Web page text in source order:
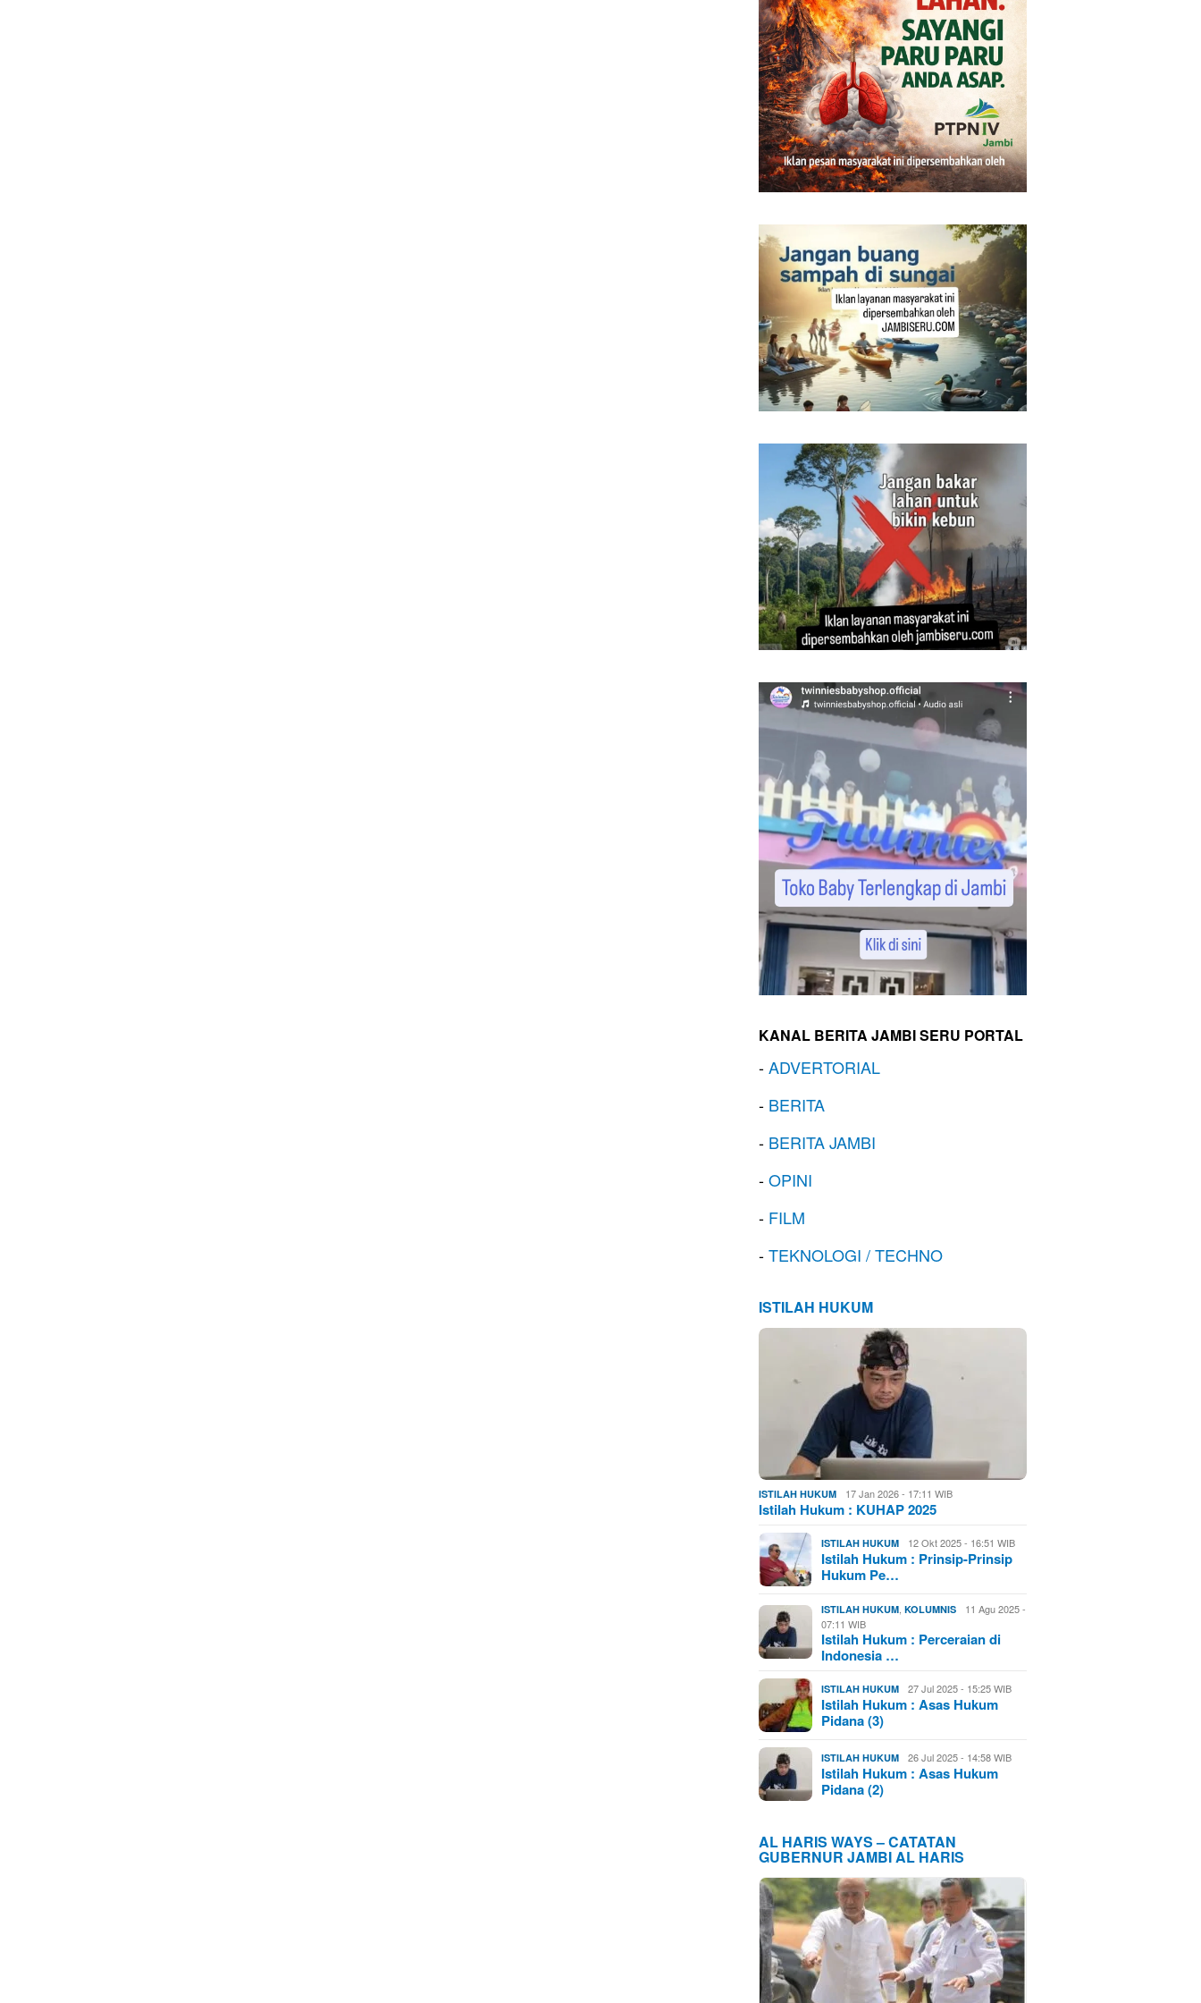
KANAL BERITA JAMBI SERU PORTAL
-ADVERTORIAL
- BERITA
- BERITA JAMBI
-OPINI
- FILM
-TEKNOLOGI / TECHNO
ISTILAH HUKUM
ISTILAH HUKUM 17 Jan 2026 - 17:11 WIB
Istilah Hukum : KUHAP 2025
ISTILAH HUKUM 12 Okt 2025 - 16:51 WIB
Istilah Hukum : Prinsip-Prinsip
Hukum Pe…
ISTILAH HUKUM ,KOLUMNIS
11 Agu 2025 -
07:11 WIB
Istilah Hukum : Perceraian di
Indonesia …
ISTILAH HUKUM 27 Jul 2025 - 15:25 WIB
Istilah Hukum : Asas Hukum
Pidana (3)
ISTILAH HUKUM 26 Jul 2025 - 14:58 WIB
Istilah Hukum : Asas Hukum
Pidana (2)
AL HARIS WAYS – CATATAN
GUBERNUR JAMBI AL HARIS